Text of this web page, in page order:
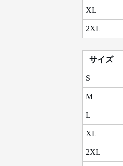
XL
2XL
サイズ
S
M
L
XL
2XL